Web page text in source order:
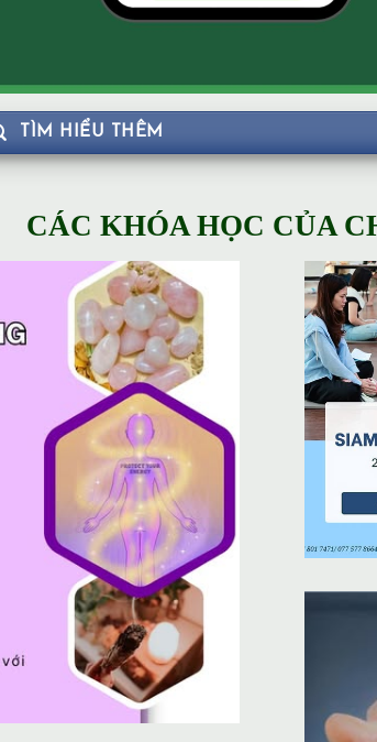
TÌM HIỂU THÊM
CÁC KHÓA HỌC CỦA